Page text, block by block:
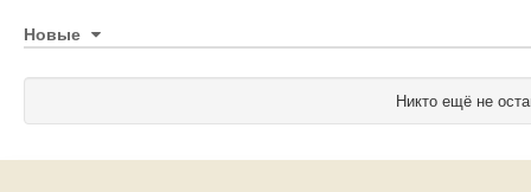
Новые
Никто ещё не